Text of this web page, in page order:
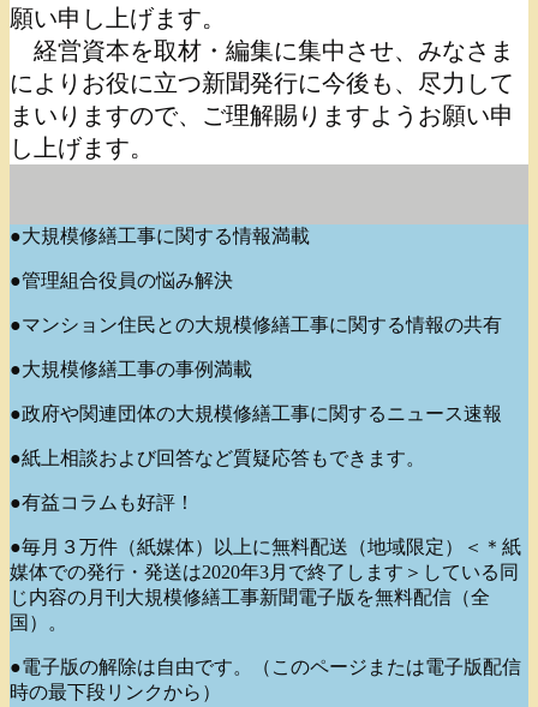
願い申し上げます。
経営資本を取材・編集に集中させ、みなさま
によりお役に立つ新聞発行に今後も、尽力して
まいりますので、ご理解賜りますようお願い申
し上げます。
●大規模修繕工事に関する情報満載
●管理組合役員の悩み解決
●マンション住民との大規模修繕工事に関する情報の共有
●大規模修繕工事の事例満載
●政府や関連団体の大規模修繕工事に関するニュース速報
●紙上相談および回答など質疑応答もできます。
●有益コラムも好評！
●毎月３万件（紙媒体）以上に無料配送（地域限定）＜＊紙
媒体での発行・発送は2020年3月で終了します＞している同
じ内容の月刊大規模修繕工事新聞電子版を無料配信（全
国）。
●電子版の解除は自由です。（このページまたは電子版配信
時の最下段リンクから）